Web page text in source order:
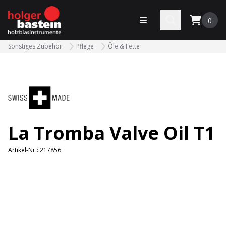
bastein
Menü öffnen 0
Sonstiges Zubehör Pflege Öle & Fette
La Tromba Valve Oil T1
Artikel-Nr.: 217856